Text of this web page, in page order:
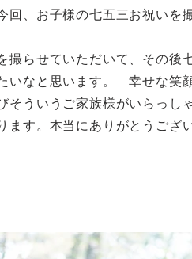
回、お子様の七五三お祝いを
撮らせていただいて、その後
いなと思います。 幸せな笑
そういうご家族様がいらっし
ます。本当にありがとうござ